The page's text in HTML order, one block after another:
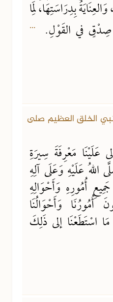
بِدِرَاسَتِهَا، لِمَا
صِدْقٍ في القَوْلِ.
...
نبي الخلق العظيم صلى
عَلَيْنَا مَعْرِفَةَ سِيرَةِ
عَلَيْهِ وَعَلَى آلِهِ
أُمُورِهِ وَأَحْوَالِهِ
أُمُورُنَا وَأَحْوَالُنَا
اسْتَطَعْنَا إلى ذَلِكَ